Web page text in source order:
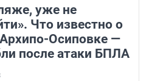
уже не
Что известно о
Осиповке —
после атаки БПЛА